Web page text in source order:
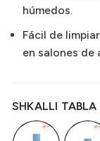
húmedos.
Fácil de
en salones
SHKALLI TABLA